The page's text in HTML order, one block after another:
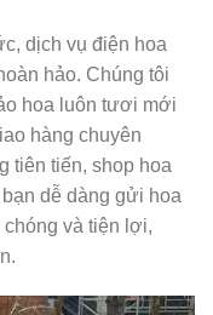
dịch vụ điện hoa
hảo. Chúng tôi
hoa luôn tươi mới
hàng chuyên
tiên tiến, shop hoa
dễ dàng gửi hoa
và tiện lợi,